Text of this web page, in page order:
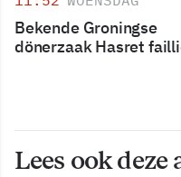
Bekende Groningse
dönerzaak Hasret
Lees ook deze